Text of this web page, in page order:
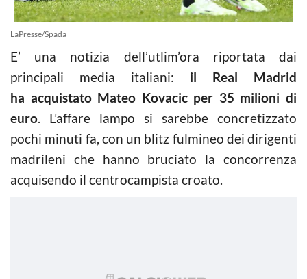
LaPresse/Spada
E’ una notizia dell’utlim’ora riportata dai
principali media italiani: il Real Madrid
ha acquistato Mateo Kovacic per 35 milioni di
euro. L’affare lampo si sarebbe concretizzato
pochi minuti fa, con un blitz fulmineo dei dirigenti
madrileni che hanno bruciato la concorrenza
acquisendo il centrocampista croato.